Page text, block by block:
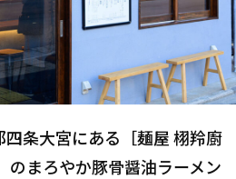
条大宮にある［麺屋 栩羚廚
のまろやか豚骨醤油ラーメン